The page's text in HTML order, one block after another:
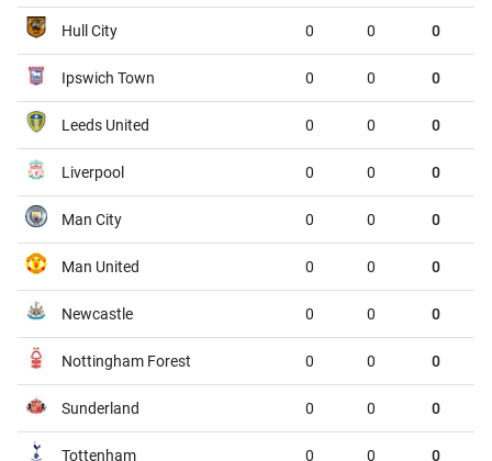
Atletico Tucuman Sarmiento
Deportivo Riestra Estudiantes de la Plata
St.Truiden Lommel
Union St.Gilloise
VĐQG Brazil, Chủ nhật - 09/08
Sao Paulo
VĐQG Bồ Đào Nha, Chủ nhật - 09/08
CF Estrela da Amadora Sporting
Hull City 0 0 0
Ipswich Town 0 0 0
Leeds United 0 0 0
Liverpool 0 0 0
Man City 0 0 0
Man United 0 0 0
Newcastle 0 0 0
Nottingham Forest 0 0 0
Sunderland 0 0 0
Tottenham 0 0 0